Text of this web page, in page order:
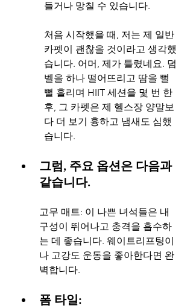
들거나 망칠 수 있습니다.
처음 시작했을 때, 저는 제 일반
카펫이 괜찮을 것이라고 생각했
습니다. 어머, 제가 틀렸네요. 덤
벨을 하나 떨어뜨리고 땀을 뻘
뻘 흘리며 HIIT 세션을 몇 번 한
후, 그 카펫은 제 헬스장 양말보
다 더 보기 흉하고 냄새도 심했
습니다.
그럼, 주요 옵션은 다음과
같습니다.
고무 매트: 이 나쁜 녀석들은 내
구성이 뛰어나고 충격을 흡수하
는 데 좋습니다. 웨이트리프팅이
나 고강도 운동을 좋아한다면 완
벽합니다.
폼 타일: